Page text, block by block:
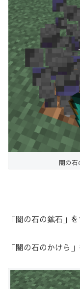
闇の石
「闇の石の鉱石」
「闇の石のかけら